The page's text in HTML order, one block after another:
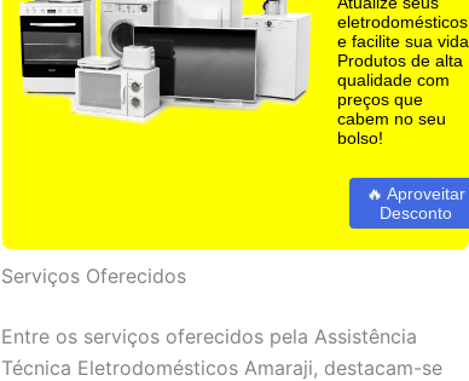
eletrodomésticos
e facilite sua vida.
Produtos de alta
qualidade com
preços que
cabem no seu
bolso!
🔥 Aproveitar
Desconto
Serviços Oferecidos
Entre os serviços oferecidos pela Assistência
Técnica Eletrodomésticos Amaraji, destacam-se